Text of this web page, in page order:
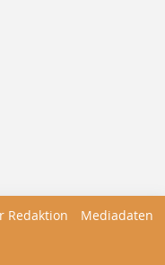
Redaktion Mediadaten